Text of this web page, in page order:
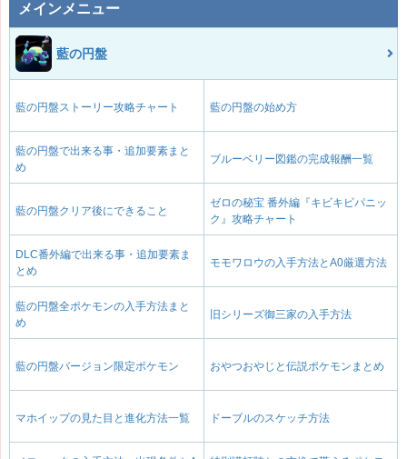
メインメニュー
藍の円盤
藍の円盤ストーリー攻略チャート 藍の円盤の始め方
藍の円盤で出来る事・追加要素まと
め
ブルーベリー図鑑の完成報酬一覧
藍の円盤クリア後にできること
ゼロの秘宝 番外編『キビキビパニッ
ク』攻略チャート
DLC番外編で出来る事・追加要素ま
とめ
モモワロウの入手方法とA0厳選方法
藍の円盤全ポケモンの入手方法まと
め
旧シリーズ御三家の入手方法
藍の円盤バージョン限定ポケモン おやつおやじと伝説ポケモンまとめ
マホイップの見た目と進化方法一覧 ドーブルのスケッチ方法